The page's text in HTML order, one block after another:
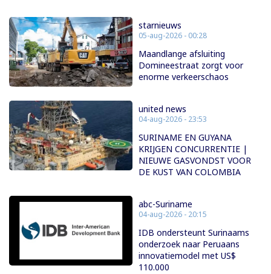
starnieuws
05-aug-2026 - 00:28
Maandlange afsluiting
Domineestraat zorgt voor
enorme verkeerschaos
united news
04-aug-2026 - 23:53
SURINAME EN GUYANA
KRIJGEN CONCURRENTIE |
NIEUWE GASVONDST VOOR
DE KUST VAN COLOMBIA
abc-Suriname
04-aug-2026 - 20:15
IDB ondersteunt Surinaams
onderzoek naar Peruaans
innovatiemodel met US$
110.000